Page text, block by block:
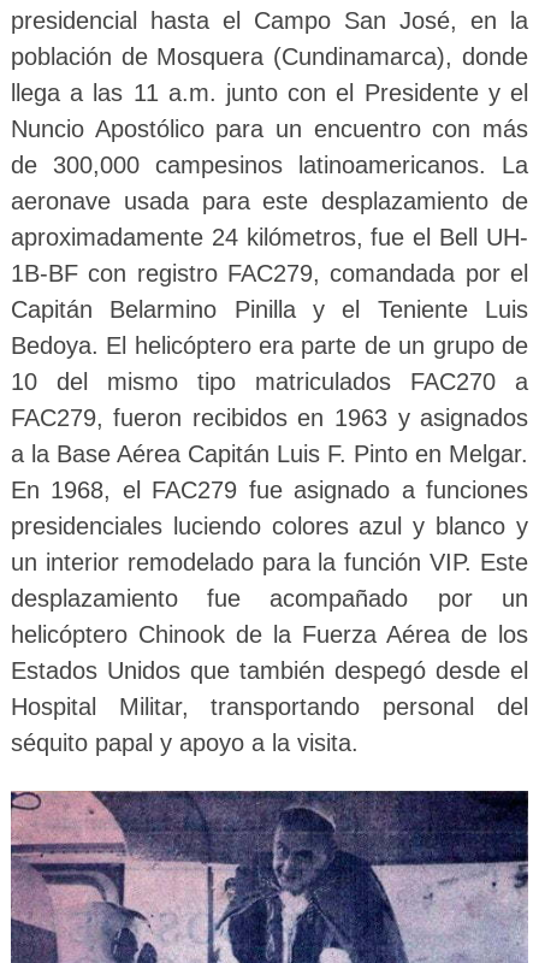
presidencial hasta el Campo San José, en la
población de Mosquera (Cundinamarca), donde
llega a las 11 a.m. junto con el Presidente y el
Nuncio Apostólico para un encuentro con más
de 300,000 campesinos latinoamericanos. La
aeronave usada para este desplazamiento de
aproximadamente 24 kilómetros, fue el Bell UH-
1B-BF con registro FAC279, comandada por el
Capitán Belarmino Pinilla y el Teniente Luis
Bedoya. El helicóptero era parte de un grupo de
10 del mismo tipo matriculados FAC270 a
FAC279, fueron recibidos en 1963 y asignados
a la Base Aérea Capitán Luis F. Pinto en Melgar.
En 1968, el FAC279 fue asignado a funciones
presidenciales luciendo colores azul y blanco y
un interior remodelado para la función VIP. Este
desplazamiento fue acompañado por un
helicóptero Chinook de la Fuerza Aérea de los
Estados Unidos que también despegó desde el
Hospital Militar, transportando personal del
séquito papal y apoyo a la visita.